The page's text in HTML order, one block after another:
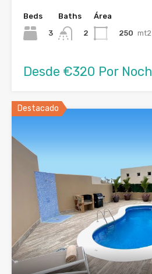
Beds
3
Baths
2
Área
250 mt2
Desde €320 Por
Destacado